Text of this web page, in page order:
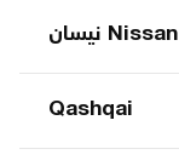
Nissan نیسان
Qashqai